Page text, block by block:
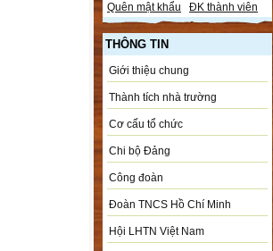
Quên mật khẩu ĐK thành viên
THÔNG TIN
Giới thiệu chung
Thành tích nhà trường
Cơ cấu tổ chức
Chi bộ Đảng
Công đoàn
Đoàn TNCS Hồ Chí Minh
Hội LHTN Việt Nam